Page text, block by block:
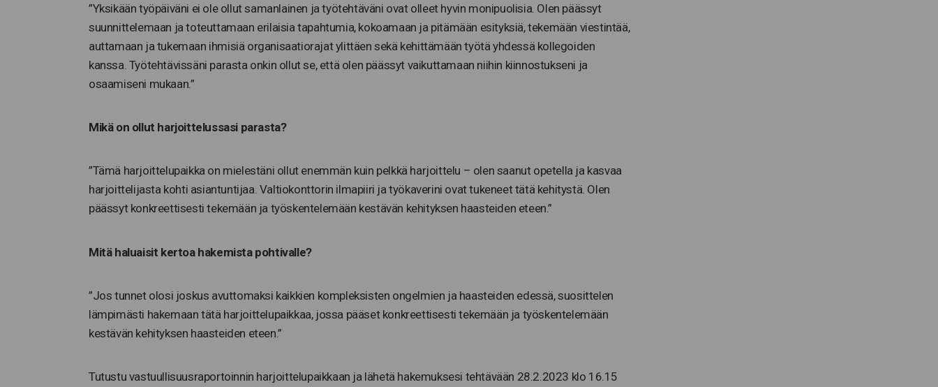
”Yksikään työpäiväni ei ole ollut samanlainen ja työtehtäväni ovat olleet hyvin monipuolisia. Olen päässyt
suunnittelemaan ja toteuttamaan erilaisia tapahtumia, kokoamaan ja pitämään esityksiä, tekemään viestintää,
auttamaan ja tukemaan ihmisiä organisaatiorajat ylittäen sekä kehittämään työtä yhdessä kollegoiden
kanssa. Työtehtävissäni parasta onkin ollut se, että olen päässyt vaikuttamaan niihin kiinnostukseni ja
osaamiseni mukaan.”
Mikä on ollut harjoittelussasi parasta?
”Tämä harjoittelupaikka on mielestäni ollut enemmän kuin pelkkä harjoittelu – olen saanut opetella ja kasvaa
harjoittelijasta kohti asiantuntijaa. Valtiokonttorin ilmapiiri ja työkaverini ovat tukeneet tätä kehitystä. Olen
päässyt konkreettisesti tekemään ja työskentelemään kestävän kehityksen haasteiden eteen.”
Mitä haluaisit kertoa hakemista pohtivalle?
”Jos tunnet olosi joskus avuttomaksi kaikkien kompleksisten ongelmien ja haasteiden edessä, suosittelen
lämpimästi hakemaan tätä harjoittelupaikkaa, jossa pääset konkreettisesti tekemään ja työskentelemään
kestävän kehityksen haasteiden eteen.”
Tutustu vastuullisuusraportoinnin harjoittelupaikkaan ja lähetä hakemuksesi tehtävään 28.2.2023 klo 16.15